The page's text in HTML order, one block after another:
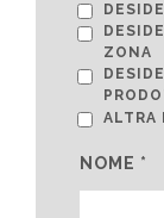
ZONA
ALTRA
NOME *